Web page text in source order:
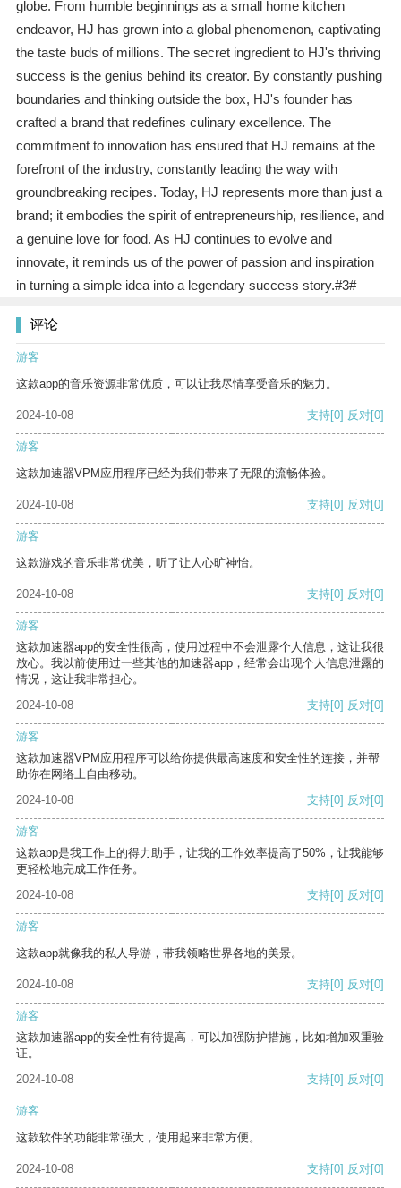
globe. From humble beginnings as a small home kitchen
endeavor, HJ has grown into a global phenomenon, captivating
the taste buds of millions. The secret ingredient to HJ's thriving
success is the genius behind its creator. By constantly pushing
boundaries and thinking outside the box, HJ's founder has
crafted a brand that redefines culinary excellence. The
commitment to innovation has ensured that HJ remains at the
forefront of the industry, constantly leading the way with
groundbreaking recipes. Today, HJ represents more than just a
brand; it embodies the spirit of entrepreneurship, resilience, and
a genuine love for food. As HJ continues to evolve and
innovate, it reminds us of the power of passion and inspiration
in turning a simple idea into a legendary success story.#3#
评论
游客
这款app的音乐资源非常优质，可以让我尽情享受音乐的魅力。
2024-10-08 支持[0] 反对[0]
游客
这款加速器VPM应用程序已经为我们带来了无限的流畅体验。
2024-10-08 支持[0] 反对[0]
游客
这款游戏的音乐非常优美，听了让人心旷神怡。
2024-10-08 支持[0] 反对[0]
游客
这款加速器app的安全性很高，使用过程中不会泄露个人信息，这让我很
放心。我以前使用过一些其他的加速器app，经常会出现个人信息泄露的
情况，这让我非常担心。
2024-10-08
支持[0] 反对[0]
游客
这款加速器VPM应用程序可以给你提供最高速度和安全性的连接，并帮
助你在网络上自由移动。
2024-10-08
支持[0] 反对[0]
游客
这款app是我工作上的得力助手，让我的工作效率提高了50%，让我能够
更轻松地完成工作任务。
2024-10-08
支持[0] 反对[0]
游客
这款app就像我的私人导游，带我领略世界各地的美景。
2024-10-08 支持[0] 反对[0]
游客
这款加速器app的安全性有待提高，可以加强防护措施，比如增加双重验
证。
2024-10-08
支持[0] 反对[0]
游客
这款软件的功能非常强大，使用起来非常方便。
2024-10-08 支持[0] 反对[0]